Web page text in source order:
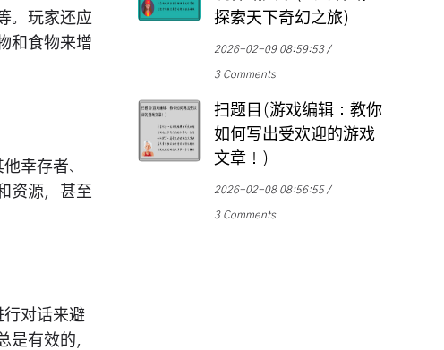
。玩家还应
和食物来增
幸存者、
资源，甚至
行对话来避
是有效的，
探索天下奇幻之旅)
2026-02-09 08:59:53
3 Comments
扫题目(游戏编辑：教你
如何写出受欢迎的游戏
文章！)
2026-02-08 08:56:55
3 Comments